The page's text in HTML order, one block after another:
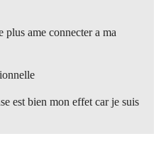
plus ame connecter a ma
est bien mon effet car je suis